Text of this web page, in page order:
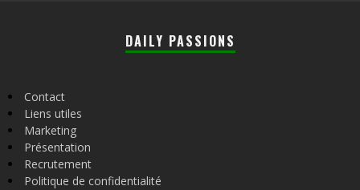
DAILY PASSIONS
Contact
Liens utiles
Marketing
Présentation
Recrutement
Politique de confidentialité